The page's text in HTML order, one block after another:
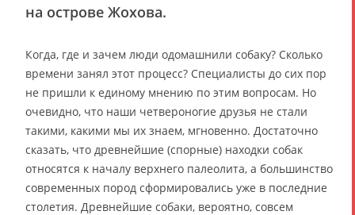
на острове Жохова.
Когда, где и зачем люди одомашнили собаку? Сколько
времени занял этот процесс? Специалисты до сих пор
не пришли к единому мнению по этим вопросам. Но
очевидно, что наши четвероногие друзья не стали
такими, какими мы их знаем, мгновенно. Достаточно
сказать, что древнейшие (спорные) находки собак
относятся к началу верхнего палеолита, а большинство
современных пород сформировались уже в последние
столетия. Древнейшие собаки, вероятно, совсем